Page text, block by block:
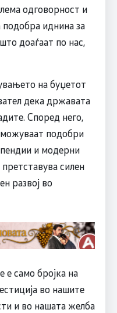
одговорност и
подобра иднина за
доаѓаат по нас,
на буџетот
дека државата
Според него,
подобри
и модерни
силен
развој во
е само бројка на
во нашите
и во нашата желба